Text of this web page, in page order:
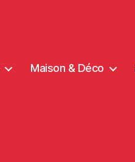
Maison & Déco